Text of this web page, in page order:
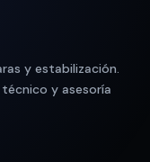
y estabilización.
y asesoría